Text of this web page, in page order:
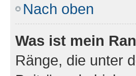
Nach oben
Was ist mein
Ränge, die unter